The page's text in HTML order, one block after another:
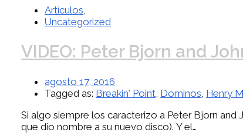
Artículos
Uncategorized
VIDEO: Peter Bjorn and
agosto 17, 2016
Tagged as: Breakin' Point, Dominos, Henry
Si algo siempre los caracterizo a Peter Bjorn and
que dio nombre a su nuevo disco). Y el…